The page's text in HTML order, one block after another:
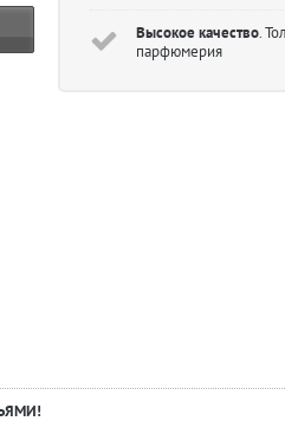
Высокое качество.
парфюмерия